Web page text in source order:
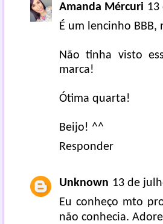
Amanda Mércuri 13
É um lencinho BBB,
Não tinha visto
marca!
Ótima quarta!
Beijo! ^^
Responder
Unknown 13 de
Eu conheço mto
não conhecia.